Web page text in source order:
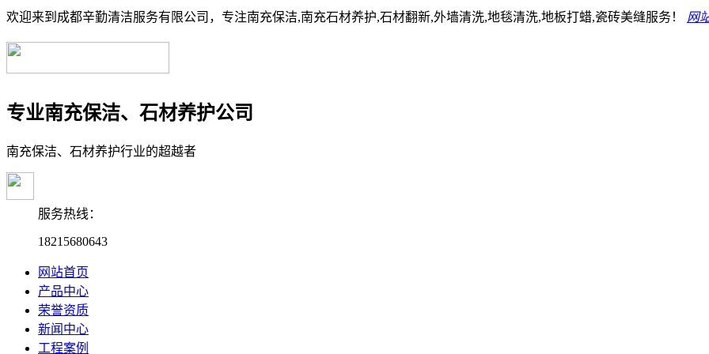
欢迎来到成都辛勤清洁服务有限公司，专注南充保洁,南充石材养护,石材翻新,外墙清洗,地毯清洗,地板打蜡,瓷砖美缝服务！ 网
专业南充保洁、石材养护公司
南充保洁、石材养护行业的超越者
服务热线：
18215680643
网站首页
产品中心
荣誉资质
新闻中心
工程案例